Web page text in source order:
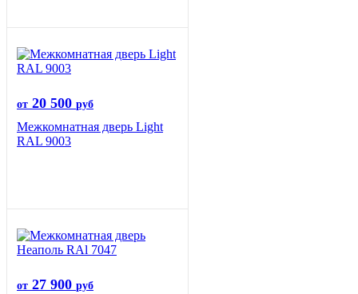
от 20 500 руб
Межкомнатная дверь Light
RAL 9003
от 27 900 руб